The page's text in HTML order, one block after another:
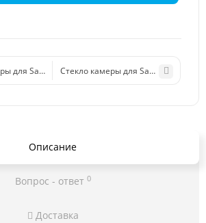
для Samsung A107 (A10s)
Стекло камеры для Samsung A013
Описание
Вопрос - ответ 0
Доставка